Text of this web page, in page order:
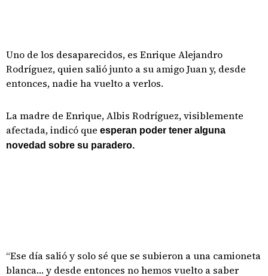
Uno de los desaparecidos, es Enrique Alejandro
Rodríguez, quien salió junto a su amigo Juan y, desde
entonces, nadie ha vuelto a verlos.
La madre de Enrique, Albis Rodríguez, visiblemente
afectada, indicó que esperan poder tener alguna
novedad sobre su paradero.
“Ese día salió y solo sé que se subieron a una camioneta
blanca… y desde entonces no hemos vuelto a saber